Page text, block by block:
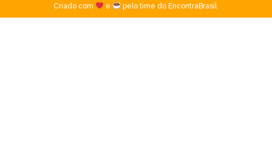
Criado com
e pelo time do EncontraBrasil